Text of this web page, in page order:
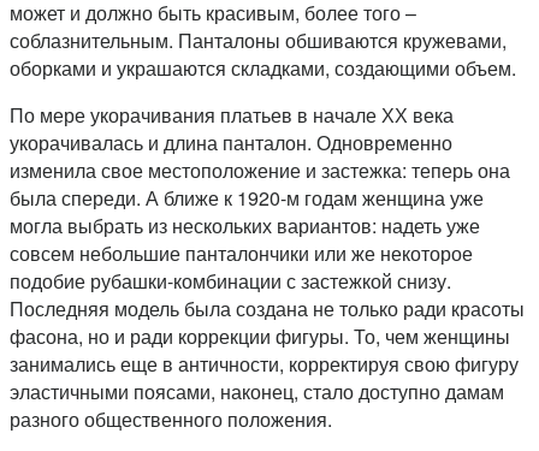
может и должно быть красивым, более того –
соблазнительным. Панталоны обшиваются кружевами,
оборками и украшаются складками, создающими объем.
По мере укорачивания платьев в начале ХХ века
укорачивалась и длина панталон. Одновременно
изменила свое местоположение и застежка: теперь она
была спереди. А ближе к 1920-м годам женщина уже
могла выбрать из нескольких вариантов: надеть уже
совсем небольшие панталончики или же некоторое
подобие рубашки-комбинации с застежкой снизу.
Последняя модель была создана не только ради красоты
фасона, но и ради коррекции фигуры. То, чем женщины
занимались еще в античности, корректируя свою фигуру
эластичными поясами, наконец, стало доступно дамам
разного общественного положения.